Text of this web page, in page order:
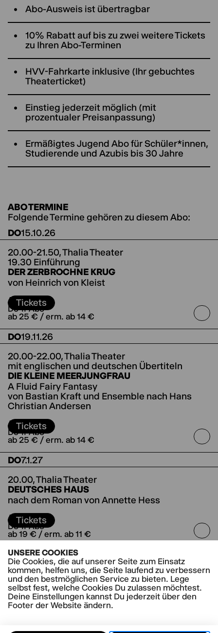
UNSERE COOKIES
Die Cookies, die auf unserer Seite zum Einsatz
kommen, helfen uns, die Seite laufend zu verbessern
und den bestmöglichen Service zu bieten. Lege
selbst fest, welche Cookies Du zulassen möchtest.
Deine Einstellungen kannst Du jederzeit über den
Footer der Website ändern.
Abo-Ausweis ist übertragbar
10% Rabatt auf bis zu zwei weitere Tickets
zu Ihren Abo-Terminen
HVV-Fahrkarte inklusive (Ihr gebuchtes
Theaterticket)
Einstieg jederzeit möglich (mit
prozentualer Preisanpassung)
Ermäßigtes Jugend Abo für Schüler*innen,
Studierende und Azubis bis 30 Jahre
ABO TERMINE
Folgende Termine gehören zu diesem Abo:
DO15.10.26
20.00-21.50,Thalia Theater
19.30 Einführung
DER ZERBROCHNE KRUG
von Heinrich von Kleist
ABO
Do-II-Abo
Tickets
ab 25 € / erm. ab 14 €
DO19.11.26
20.00-22.00,Thalia Theater
mit englischen und deutschen Übertiteln
DIE KLEINE MEERJUNGFRAU
A Fluid Fairy Fantasy
von Bastian Kraft und Ensemble nach Hans
Christian Andersen
Schauspielhaus Zürich
ABO
Do-II-Abo
Tickets
ab 25 € / erm. ab 14 €
DO7.1.27
20.00,Thalia Theater
DEUTSCHES HAUS
nach dem Roman von Annette Hess
ABO
Do-II-Abo
Tickets
ab 19 € / erm. ab 11 €